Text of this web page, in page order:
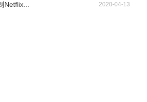
Netflix... 2020-04-13